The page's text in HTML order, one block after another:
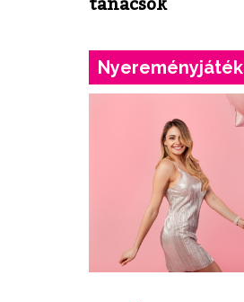
tanácsok
Nyereményjáték